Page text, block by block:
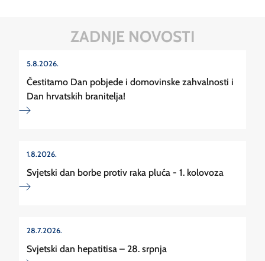
ZADNJE NOVOSTI
5.8.2026.
Čestitamo Dan pobjede i domovinske zahvalnosti i
Dan hrvatskih branitelja!
1.8.2026.
Svjetski dan borbe protiv raka pluća - 1. kolovoza
28.7.2026.
Svjetski dan hepatitisa – 28. srpnja